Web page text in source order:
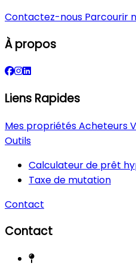
Contactez-nous Parcourir
À propos
Liens Rapides
Mes propriétésAcheteurs
Outils
Calculateur de prêt
Taxe de mutation
Contact
Contact